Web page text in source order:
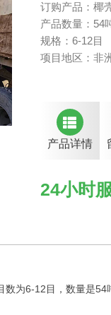
订购产品：椰
产品数量：54
规格：6-12目
项目地区：非
产品详情
24小时
为6-12目，数量是